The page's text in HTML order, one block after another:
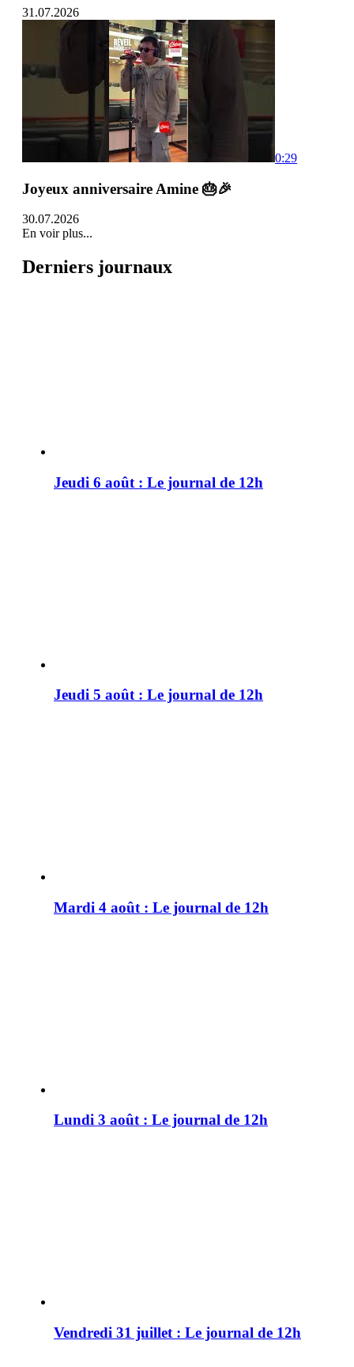
31.07.2026
0:29
Joyeux anniversaire Amine 🎂🎉
30.07.2026
En voir plus...
Derniers journaux
Jeudi 6 août : Le journal de 12h
Jeudi 5 août : Le journal de 12h
Mardi 4 août : Le journal de 12h
Lundi 3 août : Le journal de 12h
Vendredi 31 juillet : Le journal de 12h